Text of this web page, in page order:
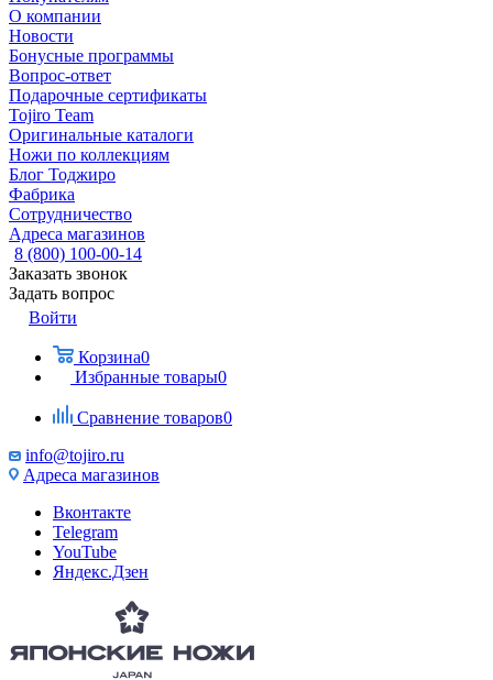
О компании
Новости
Бонусные программы
Вопрос-ответ
Подарочные сертификаты
Tojiro Team
Оригинальные каталоги
Ножи по коллекциям
Блог Тоджиро
Фабрика
Сотрудничество
Адреса магазинов
8 (800) 100-00-14
Заказать звонок
Задать вопрос
Войти
Корзина0
Избранные товары0
Сравнение товаров0
info@tojiro.ru
Адреса магазинов
Вконтакте
Telegram
YouTube
Яндекс.Дзен